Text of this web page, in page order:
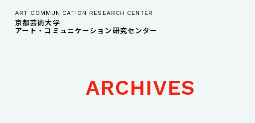
ART COMMUNICATION RESEARCH CENTER
京都芸術大学
アート・コミュニケーション研究センター
ARCHIVES